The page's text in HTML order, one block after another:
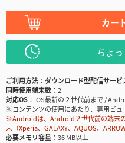
カー
ちょ
ご利用方法
ダウンロード型配信サービ
同時使用端末数
2
対応OS
iOS最新の２世代前まで /
※コンテンツの使用にあたり、専用ビ
※Androidは、Android２世代前の端末
末（Xperia、GALAXY、AQUOS、
必要メモリ容量
36 MB以上